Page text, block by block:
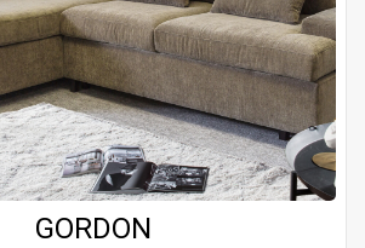
GORDON